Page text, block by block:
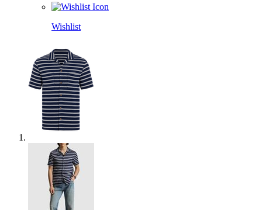
Wishlist